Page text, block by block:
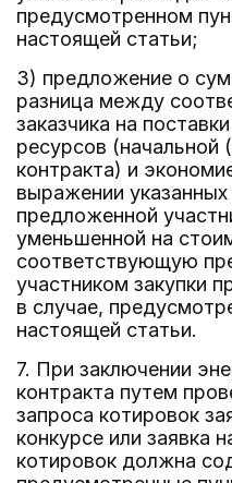
предусмотренном
настоящей статьи;
3) предложение о
разница между
заказчика на
ресурсов (начальной
контракта) и
выражении указанных
предложенной
уменьшенной на
соответствующую
участником закупки
в случае,
настоящей статьи.
7. При заключении
контракта путем
запроса котировок
конкурсе или заявка
котировок должна